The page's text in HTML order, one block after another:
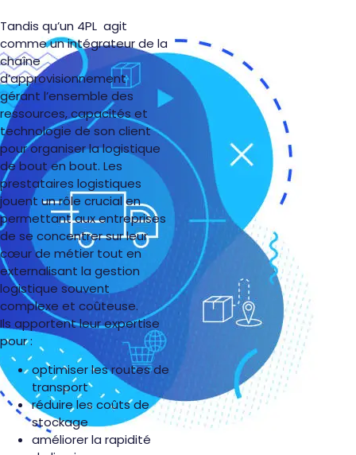
Tandis qu’un 4PL agit
comme un intégrateur de la
chaîne
d’approvisionnement
gérant l’ensemble des
ressources, capacités et
technologie de son client
pour organiser la logistique
de bout en bout. Les
prestataires logistiques
jouent un rôle crucial en
permettant aux entreprises
de se concentrer sur leur
cœur de métier tout en
externalisant la gestion
logistique souvent
complexe et coûteuse.
Ils apportent leur expertise
pour :
optimiser les routes de
transport
réduire les coûts de
stockage
améliorer la rapidité